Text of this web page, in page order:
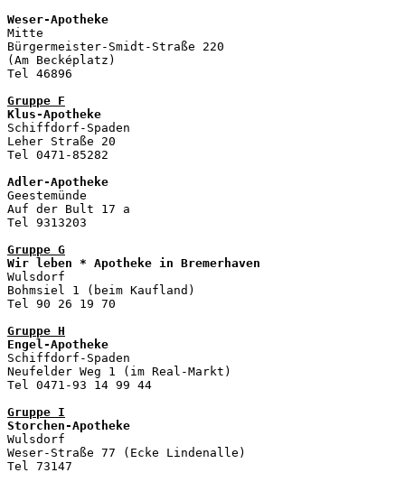
Weser-Apotheke
Mitte
Bürgermeister-Smidt-Straße 220
(Am Becképlatz)
Tel 46896
Gruppe F
Klus-Apotheke
Schiffdorf-Spaden
Leher Straße 20
Tel 0471-85282
Adler-Apotheke
Geestemünde
Auf der Bult 17 a
Tel 9313203
Gruppe G
Wir leben * Apotheke in Bremerhaven
Wulsdorf
Bohmsiel 1 (beim Kaufland)
Tel 90 26 19 70
Gruppe H
Engel-Apotheke
Schiffdorf-Spaden
Neufelder Weg 1 (im Real-Markt)
Tel 0471-93 14 99 44
Gruppe I
Storchen-Apotheke
Wulsdorf
Weser-Straße 77 (Ecke Lindenalle)
Tel 73147